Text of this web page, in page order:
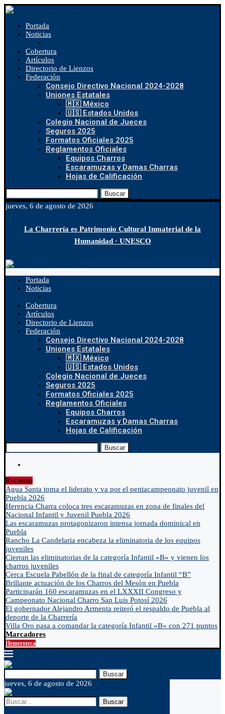
Portada
Noticias
Cobertura
Artículos
Directorio de Lienzos
Federación
Consejo Directivo Nacional 2024-2028
Uniones Estatales
🇲🇽 México
🇺🇸 Estados Unidos
Colegio Nacional de Jueces
Seguros 2025
Formatos Oficiales 2025
Reglamentos Oficiales
Equipos Charros
Escaramuzas y Damas Charras
Hojas de Calificación
Buscar
jueves, 6 de agosto de 2026
La Charrería es Patrimonio Cultural Inmaterial de la
Humanidad · UNESCO
Portada
Noticias
Cobertura
Artículos
Directorio de Lienzos
Federación
Consejo Directivo Nacional 2024-2028
Uniones Estatales
🇲🇽 México
🇺🇸 Estados Unidos
Colegio Nacional de Jueces
Seguros 2025
Formatos Oficiales 2025
Reglamentos Oficiales
Equipos Charros
Escaramuzas y Damas Charras
Hojas de Calificación
Buscar
Reciente
Agua Santa toma el liderato y va por el pentacampeonato juvenil en
Puebla 2026
Herencia Charra coloca tres escaramuzas en zona de finales del
Nacional Infantil y Juvenil Puebla 2026
Las escaramuzas protagonizaron intensa jornada dominical en
Puebla
Rancho La Candelaria encabeza la eliminatoria de los equipos
juveniles
Cierran las eliminatorias de la categoría Infantil «B» y vienen los
charros juveniles
Cerca Escuela Pabellón de la final de categoría Infantil “B”
Brillante actuación de los Charros del Mesón en Puebla
Participarán 160 escaramuzas en el LXXXII Congreso y
Campeonato Nacional Charro San Luis Potosí 2026
El gobernador Alejandro Armenta reiteró el respaldo de Puebla al
deporte de la Charrería
Villa Oro pasa a comandar la categoría Infantil «B» con 271 puntos
Marcadores
Hemeroteca
Buscar
jueves, 6 de agosto de 2026
Buscar